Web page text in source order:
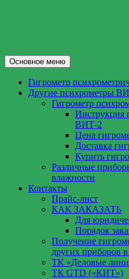
ВИТ-1.РФ
Поиск
Основное меню
Гигрометр
Другие психрометры
Гигрометр
Инструкция
ВИТ-2
Цена
Доставка
Купить
Различные
влажности
Контакты
Прайс-лист
КАК ЗАКАЗАТЬ
Для
Порядок
Получение
других приборов
ТК «Деловые
ТК GTD («КИТ»)